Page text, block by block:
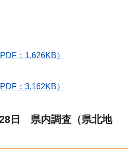
：1,626KB）
：3,162KB）
日 県内調査（県北地